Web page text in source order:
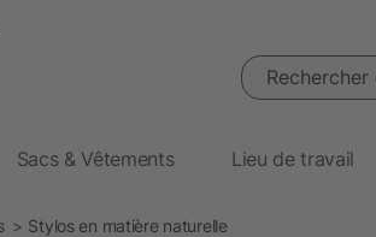
Rechercher des
Sacs & Vêtements Lieu de travail
Stylos en matière naturelle